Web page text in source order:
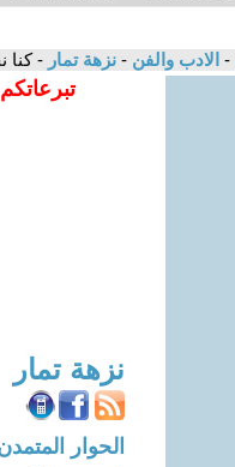
- الادب والفن - نزهة تمار - كنا
نزهة تمار
الحوار المتمدن-العدد: 5362 -